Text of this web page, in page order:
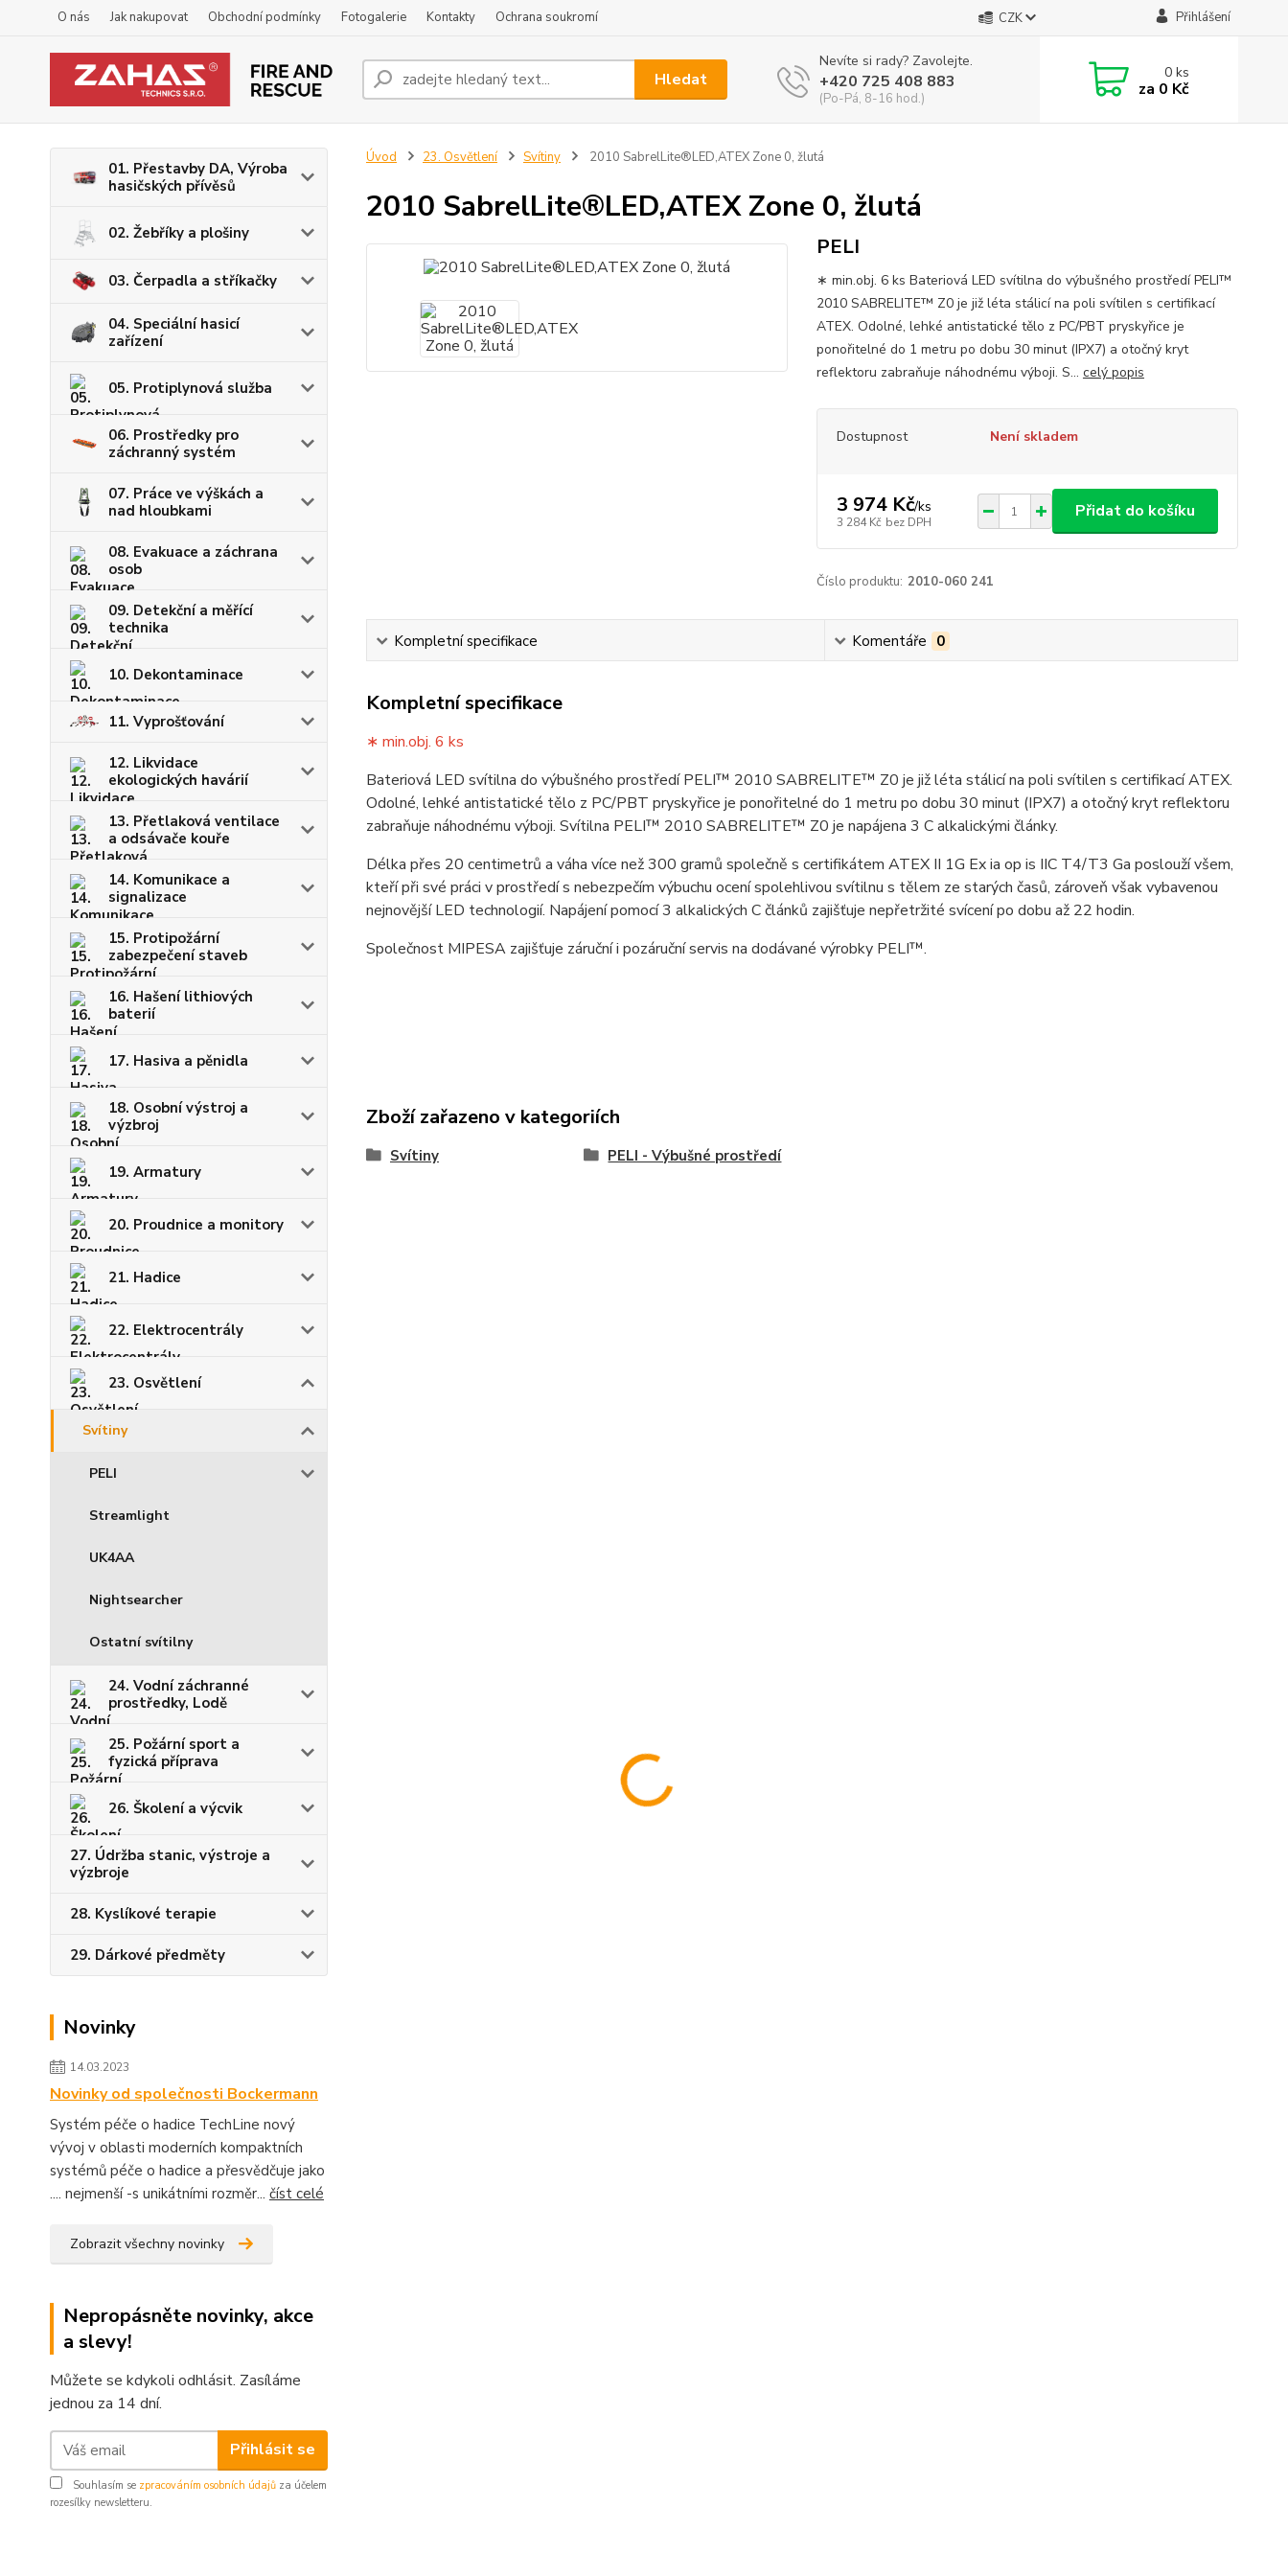
O nás Jak nakupovat Obchodní podmínky Fotogalerie Kontakty Ochrana soukromí CZK Přihlášení
Hledat
Nevíte si rady? Zavolejte.
+420 725 408 883
(Po-Pá, 8-16 hod.)
0ks
za 0 Kč
01. Přestavby DA, Výroba
hasičských přívěsů
02. Žebříky a plošiny
03. Čerpadla a stříkačky
04. Speciální hasicí
zařízení
05. Protiplynová služba
06. Prostředky pro
záchranný systém
07. Práce ve výškách a
nad hloubkami
08. Evakuace a záchrana
osob
09. Detekční a měřící
technika
10. Dekontaminace
11. Vyprošťování
12. Likvidace
ekologických havárií
13. Přetlaková ventilace
a odsávače kouře
14. Komunikace a
signalizace
15. Protipožární
zabezpečení staveb
16. Hašení lithiových
baterií
17. Hasiva a pěnidla
18. Osobní výstroj a
výzbroj
19. Armatury
20. Proudnice a monitory
21. Hadice
22. Elektrocentrály
23. Osvětlení
Svítiny
PELI
Streamlight
UK4AA
Nightsearcher
Ostatní svítilny
24. Vodní záchranné
prostředky, Lodě
25. Požární sport a
fyzická příprava
26. Školení a výcvik
27. Údržba stanic, výstroje a
výzbroje
28. Kyslíkové terapie
29. Dárkové předměty
Novinky
14.03.2023
Novinky od společnosti Bockermann
Systém péče o hadice TechLine nový
vývoj v oblasti moderních kompaktních
systémů péče o hadice a přesvědčuje jako
.... nejmenší -s unikátními rozměr... číst celé
Zobrazit všechny novinky
Nepropásněte novinky, akce
a slevy!
Můžete se kdykoli odhlásit. Zasíláme
jednou za 14 dní.
Přihlásit se
Souhlasím se zpracováním osobních údajů za účelem
rozesílky newsletteru.
Úvod 23. Osvětlení Svítiny 2010 SabrelLite®LED,ATEX Zone 0, žlutá
2010 SabrelLite®LED,ATEX Zone 0, žlutá
PELI
∗ min.obj. 6 ks Bateriová LED svítilna do výbušného prostředí PELI™
2010 SABRELITE™ Z0 je již léta stálicí na poli svítilen s certifikací
ATEX. Odolné, lehké antistatické tělo z PC/PBT pryskyřice je
ponořitelné do 1 metru po dobu 30 minut (IPX7) a otočný kryt
reflektoru zabraňuje náhodnému výboji. S... celý popis
Dostupnost Není skladem
3 974 Kč/ks
3 284 Kč bez DPH
Přidat do košíku
Číslo produktu: 2010-060 241
Kompletní specifikace Komentáře 0
Kompletní specifikace
∗ min.obj. 6 ks
Bateriová LED svítilna do výbušného prostředí PELI™ 2010 SABRELITE™ Z0 je již léta stálicí na poli svítilen s certifikací ATEX.
Odolné, lehké antistatické tělo z PC/PBT pryskyřice je ponořitelné do 1 metru po dobu 30 minut (IPX7) a otočný kryt reflektoru
zabraňuje náhodnému výboji. Svítilna PELI™ 2010 SABRELITE™ Z0 je napájena 3 C alkalickými články.
Délka přes 20 centimetrů a váha více než 300 gramů společně s certifikátem ATEX II 1G Ex ia op is IIC T4/T3 Ga poslouží všem,
kteří při své práci v prostředí s nebezpečím výbuchu ocení spolehlivou svítilnu s tělem ze starých časů, zároveň však vybavenou
nejnovější LED technologií. Napájení pomocí 3 alkalických C článků zajišťuje nepřetržité svícení po dobu až 22 hodin.
Společnost MIPESA zajišťuje záruční i pozáruční servis na dodávané výrobky PELI™.
Zboží zařazeno v kategoriích
Svítiny PELI - Výbušné prostředí